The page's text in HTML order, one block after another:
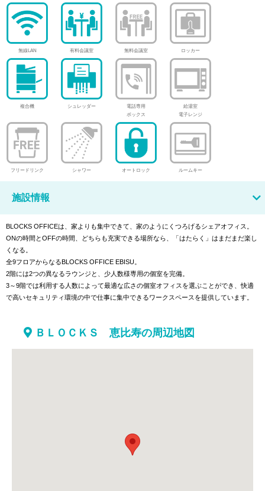
無線LAN 有料会議室 無料会議室 ロッカー
複合機 シュレッダー
電話専用
ボックス
給湯室
電子レンジ
フリードリンク シャワー オートロック ルームキー
施設情報
BLOCKS OFFICEは、家よりも集中できて、家のようにくつろげるシェアオフィス。
ONの時間とOFFの時間、どちらも充実できる場所なら、「はたらく」はまだまだ楽し
くなる。
全9フロアからなるBLOCKS OFFICE EBISU。
2階には2つの異なるラウンジと、少人数様専用の個室を完備。
3～9階では利用する人数によって最適な広さの個室オフィスを選ぶことができ、快適
で高いセキュリティ環境の中で仕事に集中できるワークスペースを提供しています。
ＢＬＯＣＫＳ 恵比寿の周辺地図